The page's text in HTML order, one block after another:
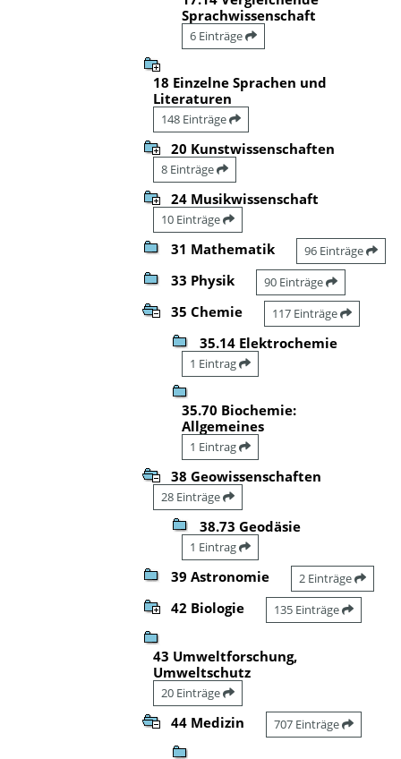
Sprachwissenschaft
6 Einträge
18 Einzelne Sprachen und
Literaturen
148 Einträge
20 Kunstwissenschaften
8 Einträge
24 Musikwissenschaft
10 Einträge
31 Mathematik 96 Einträge
33 Physik 90 Einträge
35 Chemie 117 Einträge
35.14 Elektrochemie
1 Eintrag
35.70 Biochemie:
Allgemeines
1 Eintrag
38 Geowissenschaften
28 Einträge
38.73 Geodäsie
1 Eintrag
39 Astronomie 2 Einträge
42 Biologie 135 Einträge
43 Umweltforschung,
Umweltschutz
20 Einträge
44 Medizin 707 Einträge